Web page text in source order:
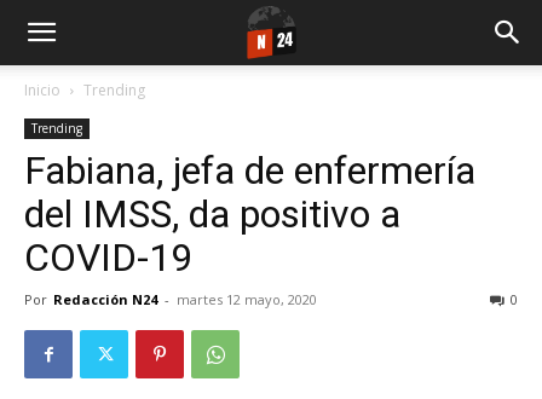
Inicio Trending
Trending
Fabiana, jefa de enfermería
del IMSS, da positivo a
COVID-19
Por Redacción N24 - martes 12 mayo, 2020 0